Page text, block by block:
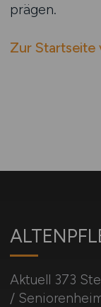
prägen.
Zur Startseite
Aktuell 373
/